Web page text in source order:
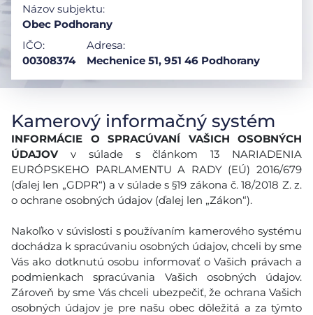
Názov subjektu:
Obec Podhorany
IČO:
00308374
Adresa:
Mechenice 51, 951 46 Podhorany
Kamerový informačný systém
INFORMÁCIE O SPRACÚVANÍ VAŠICH OSOBNÝCH
ÚDAJOV v súlade s článkom 13 NARIADENIA
EURÓPSKEHO PARLAMENTU A RADY (EÚ) 2016/679
(ďalej len „GDPR“) a v súlade s §19 zákona č. 18/2018 Z. z.
o ochrane osobných údajov (ďalej len „Zákon“).
Nakoľko v súvislosti s používaním kamerového systému
dochádza k spracúvaniu osobných údajov, chceli by sme
Vás ako dotknutú osobu informovať o Vašich právach a
podmienkach spracúvania Vašich osobných údajov.
Zároveň by sme Vás chceli ubezpečiť, že ochrana Vašich
osobných údajov je pre našu obec dôležitá a za týmto